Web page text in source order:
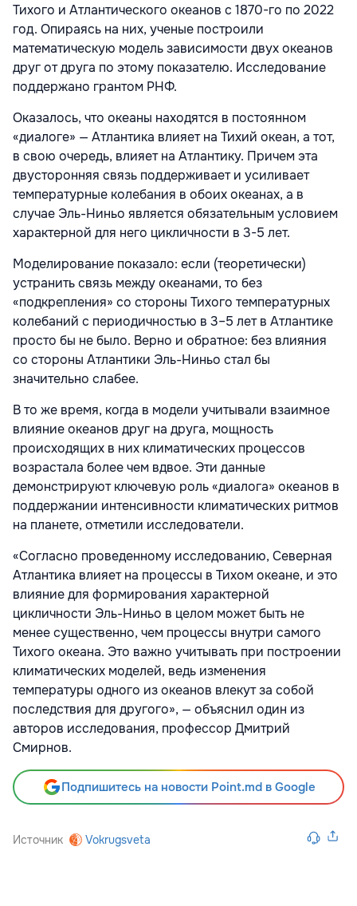
Тихого и Атлантического океанов с 1870-го по 2022
год. Опираясь на них, ученые построили
математическую модель зависимости двух океанов
друг от друга по этому показателю. Исследование
поддержано грантом РНФ.
Оказалось, что океаны находятся в постоянном
«диалоге» — Атлантика влияет на Тихий океан, а тот,
в свою очередь, влияет на Атлантику. Причем эта
двусторонняя связь поддерживает и усиливает
температурные колебания в обоих океанах, а в
случае Эль-Ниньо является обязательным условием
характерной для него цикличности в 3-5 лет.
Моделирование показало: если (теоретически)
устранить связь между океанами, то без
«подкрепления» со стороны Тихого температурных
колебаний с периодичностью в 3–5 лет в Атлантике
просто бы не было. Верно и обратное: без влияния
со стороны Атлантики Эль-Ниньо стал бы
значительно слабее.
В то же время, когда в модели учитывали взаимное
влияние океанов друг на друга, мощность
происходящих в них климатических процессов
возрастала более чем вдвое. Эти данные
демонстрируют ключевую роль «диалога» океанов в
поддержании интенсивности климатических ритмов
на планете, отметили исследователи.
«Согласно проведенному исследованию, Северная
Атлантика влияет на процессы в Тихом океане, и это
влияние для формирования характерной
цикличности Эль-Ниньо в целом может быть не
менее существенно, чем процессы внутри самого
Тихого океана. Это важно учитывать при построении
климатических моделей, ведь изменения
температуры одного из океанов влекут за собой
последствия для другого», — объяснил один из
авторов исследования, профессор Дмитрий
Смирнов.
Подпишитесь на новости Point.md в Google
Источник Vokrugsveta